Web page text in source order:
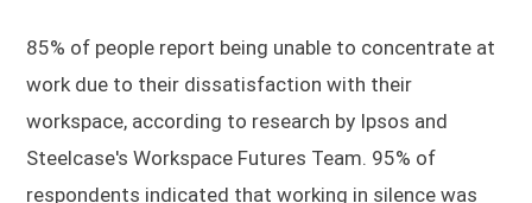
85% of people report being unable to concentrate at
work due to their dissatisfaction with their
workspace, according to research by Ipsos and
Steelcase's Workspace Futures Team. 95% of
respondents indicated that working in silence was